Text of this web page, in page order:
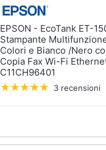
EPSON - EcoTank ET-
Stampante
Colori e Bianco /Nero
Copia Fax Wi-Fi
C11CH96401
3 recensioni